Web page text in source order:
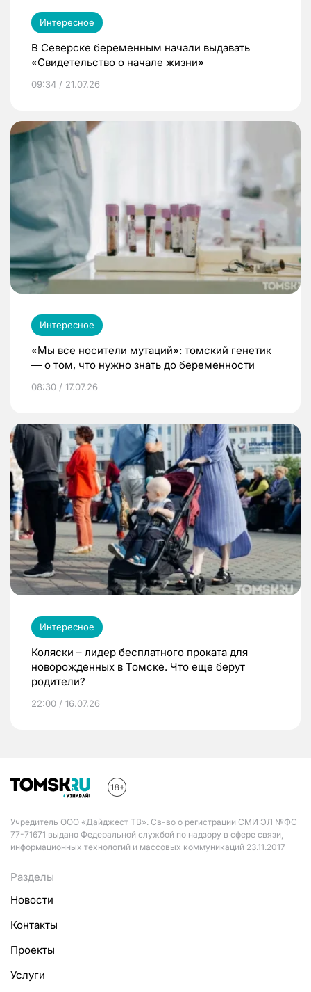
Интересное
В Северске беременным начали выдавать
«Свидетельство о начале жизни»
09:34 / 21.07.26
Интересное
«Мы все носители мутаций»: томский генетик
— о том, что нужно знать до беременности
08:30 / 17.07.26
Интересное
Коляски – лидер бесплатного проката для
новорожденных в Томске. Что еще берут
родители?
22:00 / 16.07.26
Учредитель ООО «Дайджест ТВ». Св-во о регистрации СМИ ЭЛ №ФС
77-71671 выдано Федеральной службой по надзору в сфере связи,
информационных технологий и массовых коммуникаций 23.11.2017
Разделы
Новости
Контакты
Проекты
Услуги